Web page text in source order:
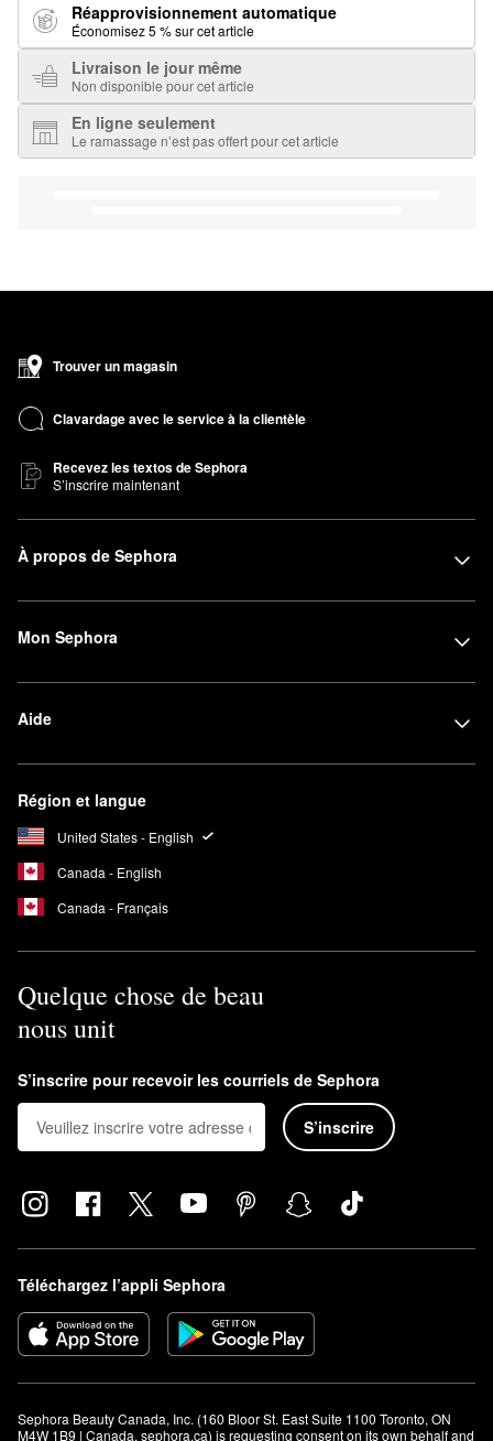
Réapprovisionnement automatique
Économisez 5 % sur cet article
Livraison le jour même
Non disponible pour cet article
En ligne seulement
Le ramassage n’est pas offert pour cet article
Trouver un magasin
Clavardage avec le service à la clientèle
Recevez les textos de Sephora
S’inscrire maintenant
À propos de Sephora
Mon Sephora
Aide
Région et langue
United States - English
Canada - English
Canada - Français
Quelque chose de beau
nous unit
S’inscrire pour recevoir les courriels de Sephora
S’inscrire
Téléchargez l’appli Sephora
Sephora Beauty Canada, Inc. (160 Bloor St. East Suite 1100 Toronto, ON
M4W 1B9 | Canada, sephora.ca) is requesting consent on its own behalf and